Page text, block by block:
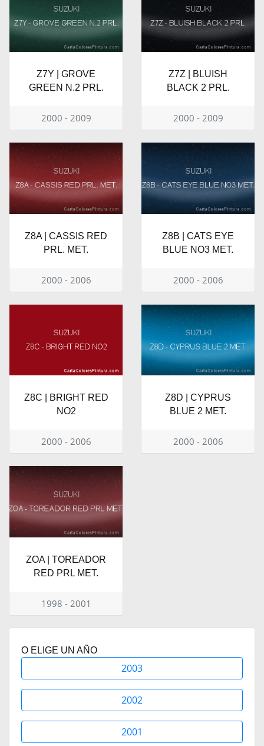
Z7Y | GROVE
GREEN N.2 PRL.
2000 - 2009
Z7Z | BLUISH
BLACK 2 PRL.
2000 - 2009
Z8A | CASSIS RED
PRL. MET.
2000 - 2006
Z8B | CATS EYE
BLUE NO3 MET.
2000 - 2006
Z8C | BRIGHT RED
NO2
2000 - 2006
Z8D | CYPRUS
BLUE 2 MET.
2000 - 2006
ZOA | TOREADOR
RED PRL MET.
1998 - 2001
O ELIGE UN AÑO
2003
2002
2001